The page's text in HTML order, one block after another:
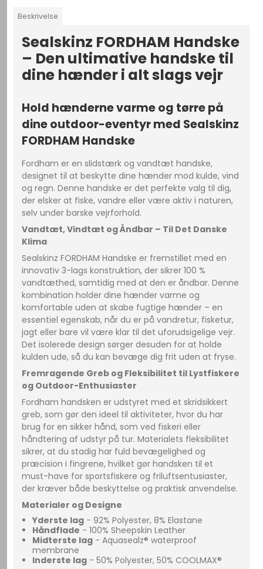
Beskrivelse
Sealskinz FORDHAM Handske
– Den ultimative handske til
dine hænder i alt slags vejr
Hold hænderne varme og tørre på
dine outdoor-eventyr med Sealskinz
FORDHAM Handske
Fordham er en slidstærk og vandtæt handske,
designet til at beskytte dine hænder mod kulde, vind
og regn. Denne handske er det perfekte valg til dig,
der elsker at fiske, vandre eller være aktiv i naturen,
selv under barske vejrforhold.
Vandtæt, Vindtæt og Åndbar – Til Det Danske
Klima
Sealskinz FORDHAM Handske er fremstillet med en
innovativ 3-lags konstruktion, der sikrer 100 %
vandtæthed, samtidig med at den er åndbar. Denne
kombination holder dine hænder varme og
komfortable uden at skabe fugtige hænder – en
essentiel egenskab, når du er på vandretur, fisketur,
jagt eller bare vil være klar til det uforudsigelige vejr.
Det isolerede design sørger desuden for at holde
kulden ude, så du kan bevæge dig frit uden at fryse.
Fremragende Greb og Fleksibilitet til Lystfiskere
og Outdoor-Enthusiaster
Fordham handsken er udstyret med et skridsikkert
greb, som gør den ideel til aktiviteter, hvor du har
brug for en sikker hånd, som ved fiskeri eller
håndtering af udstyr på tur. Materialets fleksibilitet
sikrer, at du stadig har fuld bevægelighed og
præcision i fingrene, hvilket gør handsken til et
must-have for sportsfiskere og friluftsentusiaster,
der kræver både beskyttelse og praktisk anvendelse.
Materialer og Designe
Yderste lag- 92% Polyester, 8% Elastane
Håndflade - 100% Sheepskin Leather
Midterste lag- Aquasealz® waterproof
membrane
Inderste lag- 50% Polyester, 50% COOLMAX®